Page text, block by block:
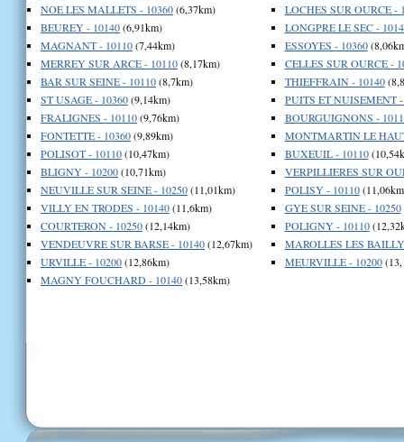
NOE LES MALLETS - 10360(6,37km)
BEUREY - 10140(6,91km)
MAGNANT - 10110(7,44km)
MERREY SUR ARCE - 10110(8,17km)
BAR SUR SEINE - 10110(8,7km)
ST USAGE - 10360(9,14km)
FRALIGNES - 10110(9,76km)
FONTETTE - 10360(9,89km)
POLISOT - 10110(10,47km)
BLIGNY - 10200(10,71km)
NEUVILLE SUR SEINE - 10250(11,01km)
VILLY EN TRODES - 10140(11,6km)
COURTERON - 10250(12,14km)
VENDEUVRE SUR BARSE - 10140(12,67km)
URVILLE - 10200(12,86km)
MAGNY FOUCHARD - 10140(13,58km)
LOCHES SUR OURCE -
LONGPRE LE SEC -
ESSOYES - 10360
CELLES SUR OURCE -
THIEFFRAIN - 10140
PUITS ET NUISEMENT -
BOURGUIGNONS -
MONTMARTIN LE
BUXEUIL - 10110
VERPILLIERES SUR
POLISY - 10110
GYE SUR SEINE - 10250
POLIGNY - 10110
MAROLLES LES
MEURVILLE - 10200